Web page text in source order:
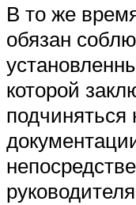
В то же
обязан
которой